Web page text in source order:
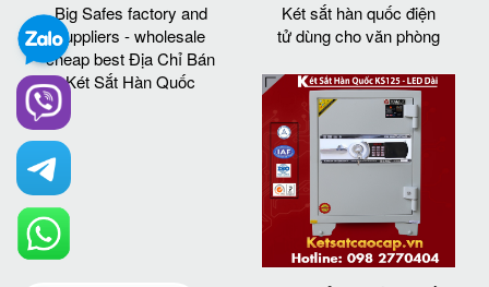
Big Safes factory and
suppliers - wholesale
cheap best Địa Chỉ Bán
Két Sắt Hàn Quốc
Két sắt hàn quốc điện
tử dùng cho văn phòng